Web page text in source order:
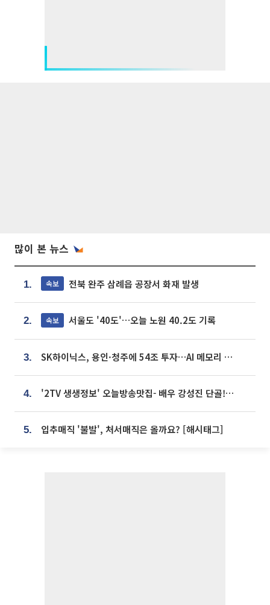
많이 본 뉴스
1. 속보 전북 완주 삼례읍 공장서 화재 발생
2. 속보 서울도 '40도'…오늘 노원 40.2도 기록
3. SK하이닉스, 용인·청주에 54조 투자…AI 메모리 생산기지 키운다
4. '2TV 생생정보' 오늘방송맛집- 배우 강성진 단골! 쌀국수ㆍ푸팟퐁 커리 맛집 '블○○○'
5. 입추매직 '불발', 처서매직은 올까요? [해시태그]